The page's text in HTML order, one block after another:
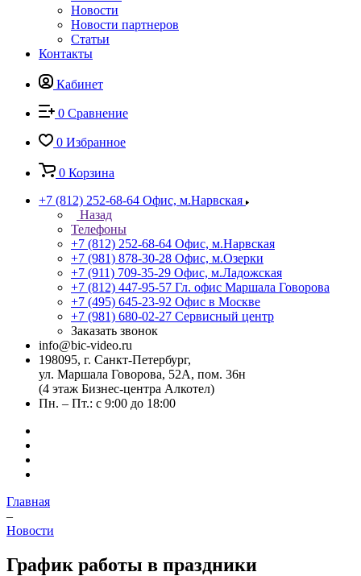
Новости
Новости партнеров
Статьи
Контакты
Кабинет
0 Сравнение
0 Избранное
0 Корзина
+7 (812) 252-68-64 Офис, м.Нарвская
Назад
Телефоны
+7 (812) 252-68-64 Офис, м.Нарвская
+7 (981) 878-30-28 Офис, м.Озерки
+7 (911) 709-35-29 Офис, м.Ладожская
+7 (812) 447-95-57 Гл. офис Маршала Говорова
+7 (495) 645-23-92 Офис в Москве
+7 (981) 680-02-27 Сервисный центр
Заказать звонок
info@bic-video.ru
198095, г. Санкт-Петербург,
ул. Маршала Говорова, 52А, пом. 36н
(4 этаж Бизнес-центра Алкотел)
Пн. – Пт.: с 9:00 до 18:00
Главная
–
Новости
График работы в праздники